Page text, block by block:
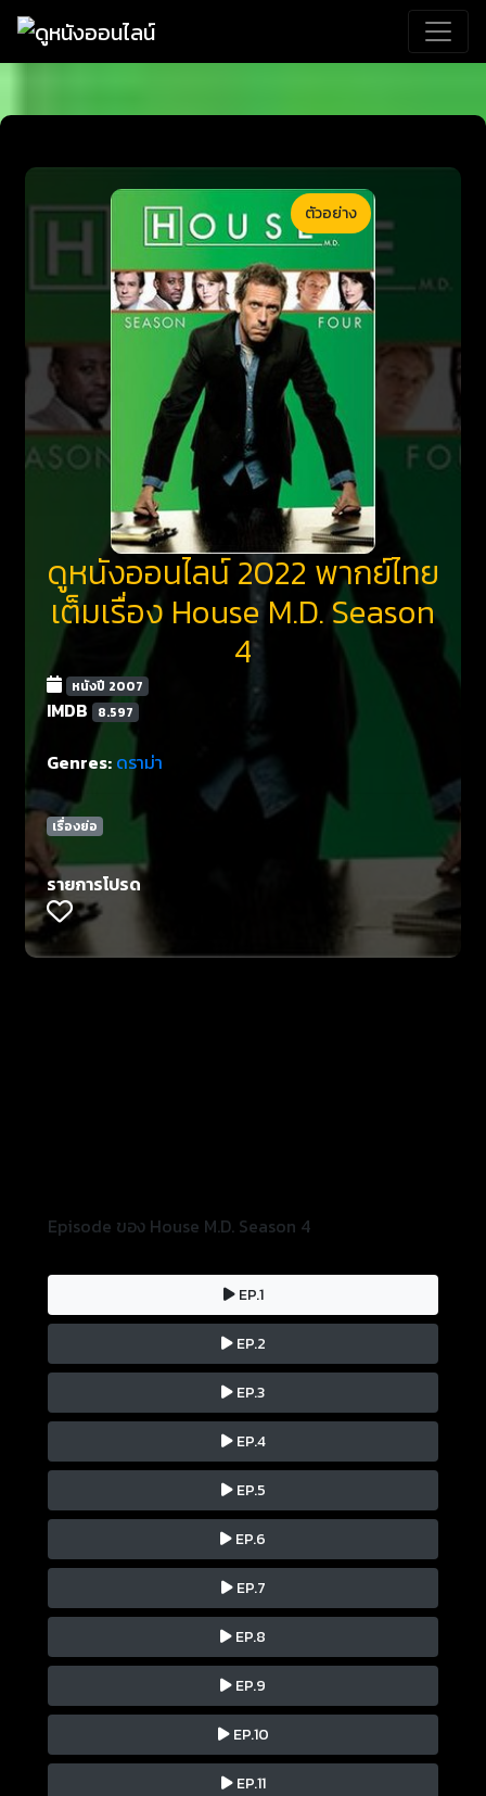
ตัวอย่าง
ดูหนังออนไลน์ 2022 พากย์ไทย
เต็มเรื่อง House M.D. Season
4
หนังปี 2007
IMDB 8.597
Genres: ดราม่า
เรื่องย่อ
รายการโปรด
Episode ของ House M.D. Season 4
EP.1
EP.2
EP.3
EP.4
EP.5
EP.6
EP.7
EP.8
EP.9
EP.10
EP.11